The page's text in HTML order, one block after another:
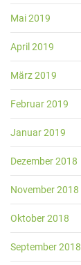
Mai 2019
April 2019
März 2019
Februar 2019
Januar 2019
Dezember 2018
November 2018
Oktober 2018
September 2018